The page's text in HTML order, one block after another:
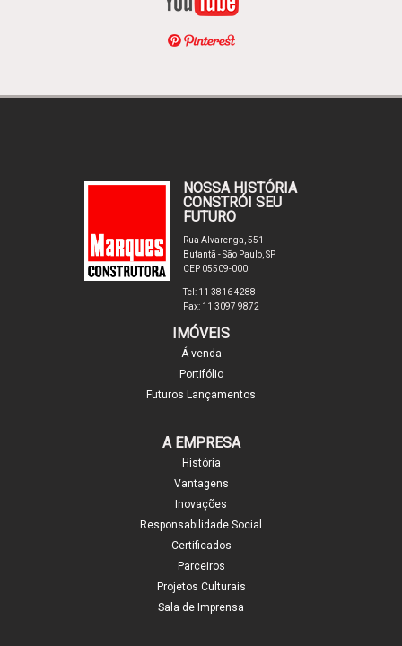
NOSSA HISTÓRIA
CONSTRÓI SEU
FUTURO
Rua Alvarenga, 551
Butantã - São Paulo, SP
CEP 05509-000
Tel: 11 3816 4288
Fax: 11 3097 9872
IMÓVEIS
Á venda
Portifólio
Futuros Lançamentos
A EMPRESA
História
Vantagens
Inovações
Responsabilidade Social
Certificados
Parceiros
Projetos Culturais
Sala de Imprensa